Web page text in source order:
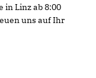
in Linz ab 8:00
uns auf Ihr